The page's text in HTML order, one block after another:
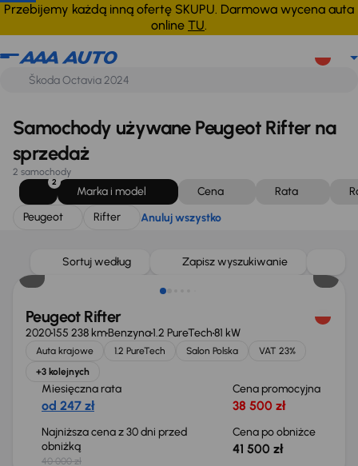
Przebijemy każdą inną ofertę SKUPU. Darmowa wycena auta
online TU.
Peugeot Rifter Anuluj wszystko
Samochody używane Peugeot Rifter na
sprzedaż
2 samochody
2
Marka i model Cena Rata
Peugeot
Rifter Anuluj wszystko
Sortuj według Zapisz wyszukiwanie
Świeżo skupione
Peugeot Rifter
2020155 238 kmBenzyna1.2 PureTech81 kW
Auta krajowe 1.2 PureTech Salon Polska
VAT 23%
+3 kolejnych
Miesięczna rata
od 247 zł
Cena promocyjna
38 500 zł
Najniższa cena z 30 dni przed
obniżką
40 000 zł
Cena po obniżce
41 500 zł